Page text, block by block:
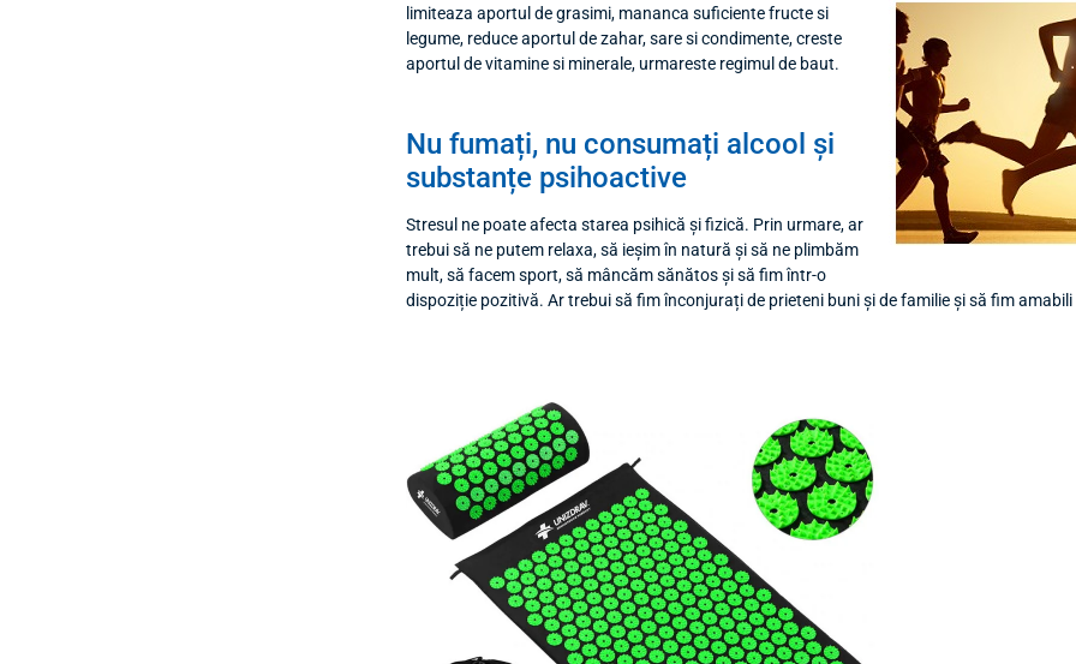
limiteaza aportul de grasimi, mananca suficiente fructe si
legume, reduce aportul de zahar, sare si condimente, creste
aportul de vitamine si minerale, urmareste regimul de baut.
Nu fumați, nu consumați alcool și
substanțe psihoactive
Stresul ne poate afecta starea psihică și fizică. Prin urmare, ar
trebui să ne putem relaxa, să ieșim în natură și să ne plimbăm
mult, să facem sport, să mâncăm sănătos și să fim într-o
dispoziție pozitivă. Ar trebui să fim înconjurați de prieteni buni și de familie și să fim